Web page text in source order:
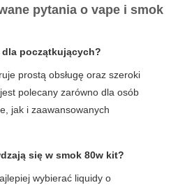
pytania o vape i smok
początkujących?
prostą obsługę oraz szeroki
polecany zarówno dla osób
jak i zaawansowanych
się w smok 80w kit?
wybierać liquidy o